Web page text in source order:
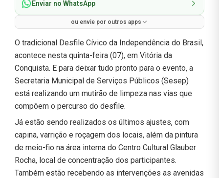
Enviar no WhatsApp
ou envie por outros apps
O tradicional Desfile Cívico da Independência do Brasil,
acontece nesta quinta-feira (07), em Vitória da
Conquista. E para deixar tudo pronto para o evento, a
Secretaria Municipal de Serviços Públicos (Sesep)
está realizando um mutirão de limpeza nas vias que
compõem o percurso do desfile.
Já estão sendo realizados os últimos ajustes, com
capina, varrição e roçagem dos locais, além da pintura
de meio-fio na área interna do Centro Cultural Glauber
Rocha, local de concentração dos participantes.
Também estão recebendo as intervenções as avenidas